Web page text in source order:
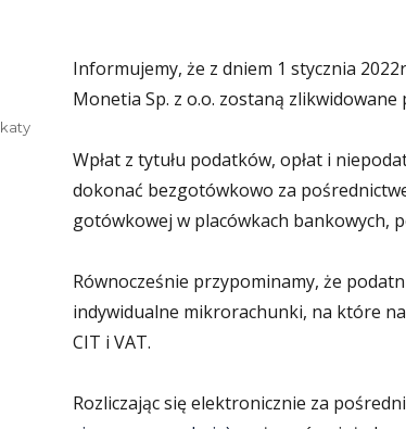
Informujemy, że z dniem 1 stycznia
Monetia Sp. z o.o. zostaną zlikwidowane
Wpłat z tytułu podatków, opłat i
dokonać bezgotówkowo za
gotówkowej w placówkach bankowych,
Równocześnie przypominamy, że
indywidualne mikrorachunki, na które
CIT i VAT.
Rozliczając się elektronicznie za